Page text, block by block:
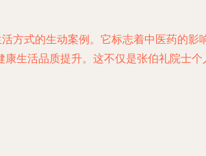
方式的生动案例。它标志着中医药的影
生活品质提升。这不仅是张伯礼院士个